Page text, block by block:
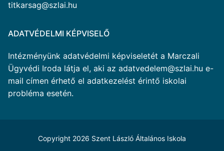
titkarsag@szlai.hu
ADATVÉDELMI KÉPVISELŐ
Intézményünk adatvédelmi képviseletét a Marczali
Ügyvédi Iroda látja el, aki az adatvedelem@szlai.hu e-
mail címen érhető el adatkezelést érintő iskolai
probléma esetén.
Copyright 2026 Szent László Általános Iskola